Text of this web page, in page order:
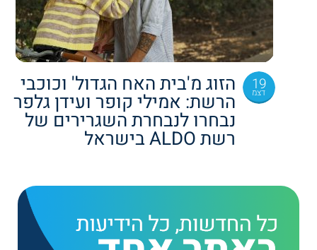
19
דצמ הזוג מ'בית האח הגדול' וכוכבי
הרשת: אמילי קופר ועידן גלפר
נבחרו לנבחרת השגרירים של
רשת ALDO בישראל